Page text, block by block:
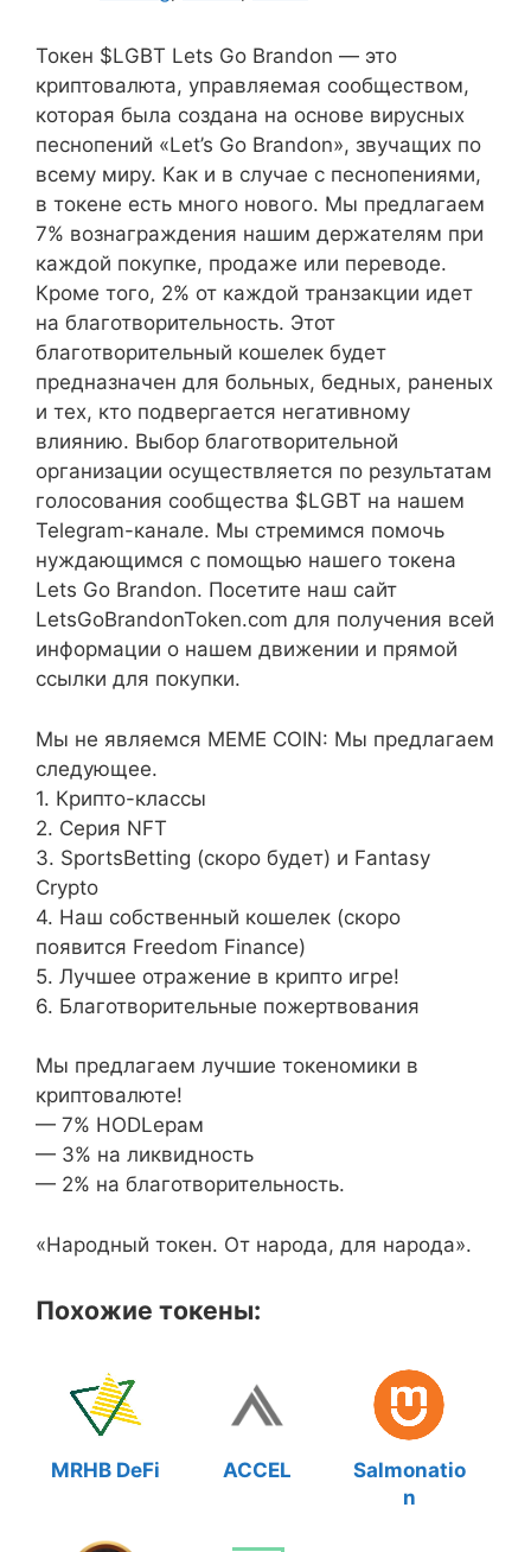
Токен $LGBT Lets Go Brandon — это
криптовалюта, управляемая сообществом,
которая была создана на основе вирусных
песнопений «Let’s Go Brandon», звучащих по
всему миру. Как и в случае с песнопениями,
в токене есть много нового. Мы предлагаем
7% вознаграждения нашим держателям при
каждой покупке, продаже или переводе.
Кроме того, 2% от каждой транзакции идет
на благотворительность. Этот
благотворительный кошелек будет
предназначен для больных, бедных, раненых
и тех, кто подвергается негативному
влиянию. Выбор благотворительной
организации осуществляется по результатам
голосования сообщества $LGBT на нашем
Telegram-канале. Мы стремимся помочь
нуждающимся с помощью нашего токена
Lets Go Brandon. Посетите наш сайт
LetsGoBrandonToken.com для получения всей
информации о нашем движении и прямой
ссылки для покупки.
Мы не являемся MEME COIN: Мы предлагаем
следующее.
1. Крипто-классы
2. Серия NFT
3. SportsBetting (скоро будет) и Fantasy
Crypto
4. Наш собственный кошелек (скоро
появится Freedom Finance)
5. Лучшее отражение в крипто игре!
6. Благотворительные пожертвования
Мы предлагаем лучшие токеномики в
криптовалюте!
— 7% HODLерам
— 3% на ликвидность
— 2% на благотворительность.
«Народный токен. От народа, для народа».
Похожие токены:
MRHB DeFi ACCEL
Salmonatio
n